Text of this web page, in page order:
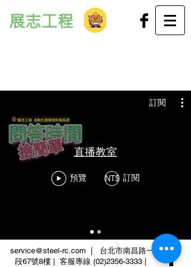
展志工程
訂閱
直播教室
預覽 NT$ 訂閱
service@steel-rc.com | 台北市南昌路一
段67號8樓 | 客服專線 (02)2356-3333